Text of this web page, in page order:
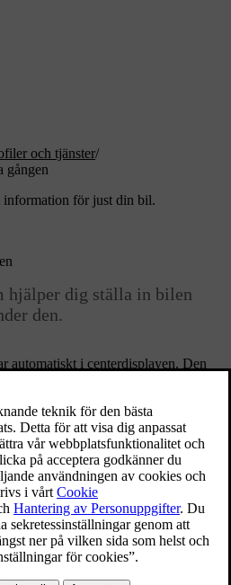
och tjänster/
gången
information för just din bil.
hjälper dig ställa in bilen
den.
automatiskt i centerdisplayen. Den